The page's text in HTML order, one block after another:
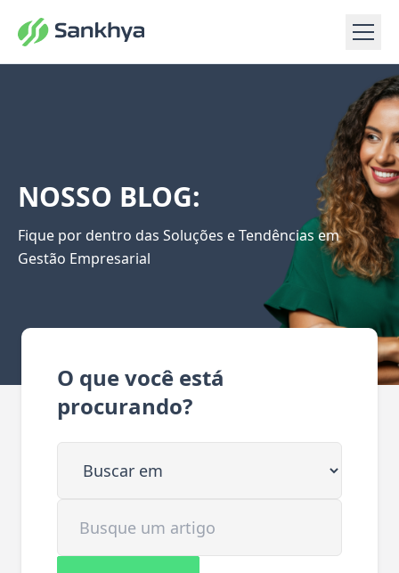
NOSSO BLOG:
Fique por dentro das Soluções e Tendências em
Gestão Empresarial
O que você está
procurando?